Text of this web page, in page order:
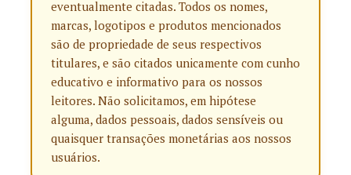
eventualmente citadas. Todos os nomes,
marcas, logotipos e produtos mencionados
são de propriedade de seus respectivos
titulares, e são citados unicamente com cunho
educativo e informativo para os nossos
leitores. Não solicitamos, em hipótese
alguma, dados pessoais, dados sensíveis ou
quaisquer transações monetárias aos nossos
usuários.